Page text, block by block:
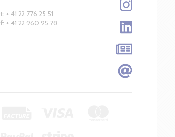
t: + 41 22 776 25 51
f: + 41 22 960 95 78